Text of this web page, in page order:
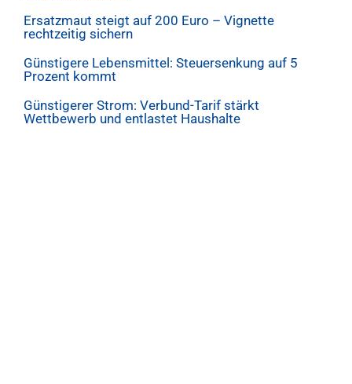
Ersatzmaut steigt auf 200 Euro – Vignette
rechtzeitig sichern
Günstigere Lebensmittel: Steuersenkung auf 5
Prozent kommt
Günstigerer Strom: Verbund-Tarif stärkt
Wettbewerb und entlastet Haushalte